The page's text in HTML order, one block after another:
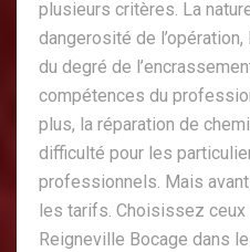
plusieurs critères. La
dangerosité de
du degré de
compétences du
plus, la réparation de
difficulté pour les
professionnels. Mais
les tarifs. Choisissez ceux
Reigneville Bocage dans